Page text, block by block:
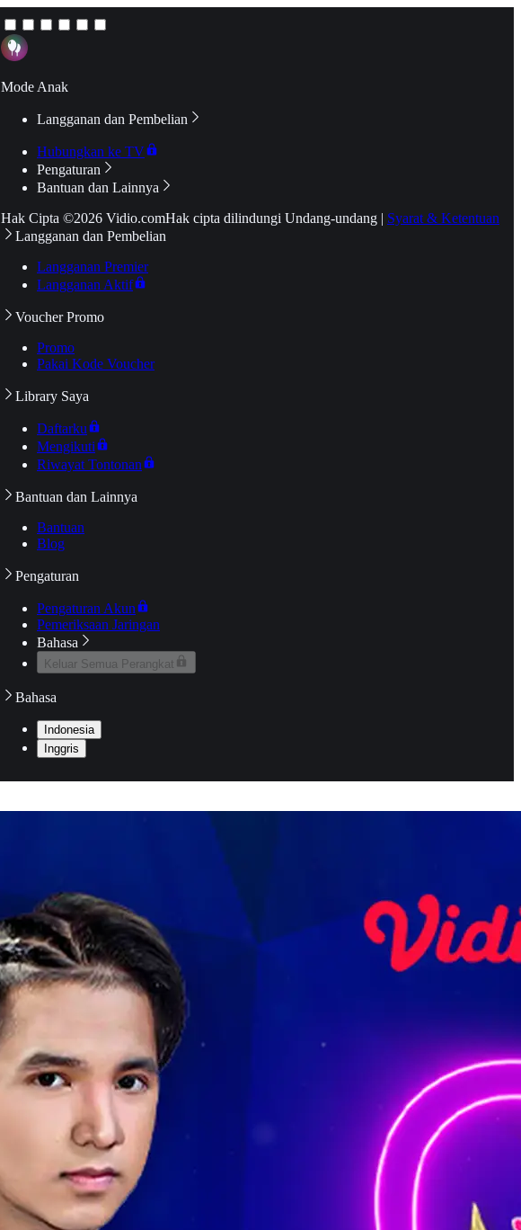
Mode Anak
Langganan dan Pembelian
Hubungkan ke TV
Pengaturan
Bantuan dan Lainnya
Hak Cipta ©2026 Vidio.comHak cipta dilindungi Undang-undang | Syarat & Ketentuan
Langganan dan Pembelian
Langganan Premier
Langganan Aktif
Voucher Promo
Promo
Pakai Kode Voucher
Library Saya
Daftarku
Mengikuti
Riwayat Tontonan
Bantuan dan Lainnya
Bantuan
Blog
Pengaturan
Pengaturan Akun
Pemeriksaan Jaringan
Bahasa
Keluar Semua Perangkat
Bahasa
Indonesia
Inggris